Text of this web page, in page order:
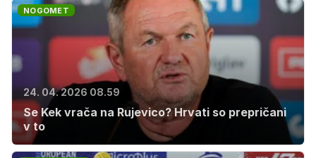
NOGOMET
24. 04. 2026 08.59
Se Kek vrača na Rujevico? Hrvati so prepričani
v to